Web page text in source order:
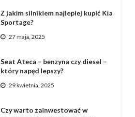
Z jakim silnikiem najlepiej kupić Kia
Sportage?
27 maja, 2025
Seat Ateca – benzyna czy diesel –
który napęd lepszy?
29 kwietnia, 2025
Czy warto zainwestować w